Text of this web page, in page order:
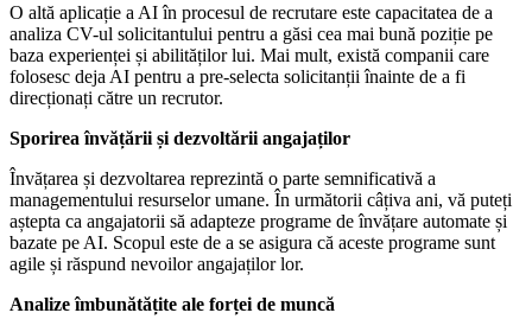
O altă aplicație a AI în procesul de recrutare este capacitatea de a
analiza CV-ul solicitantului pentru a găsi cea mai bună poziție pe
baza experienței și abilităților lui. Mai mult, există companii care
folosesc deja AI pentru a pre-selecta solicitanții înainte de a fi
direcționați către un recrutor.
Sporirea învățării și dezvoltării angajaților
Învățarea și dezvoltarea reprezintă o parte semnificativă a
managementului resurselor umane. În următorii câțiva ani, vă puteți
aștepta ca angajatorii să adapteze programe de învățare automate și
bazate pe AI. Scopul este de a se asigura că aceste programe sunt
agile și răspund nevoilor angajaților lor.
Analize îmbunătățite ale forței de muncă